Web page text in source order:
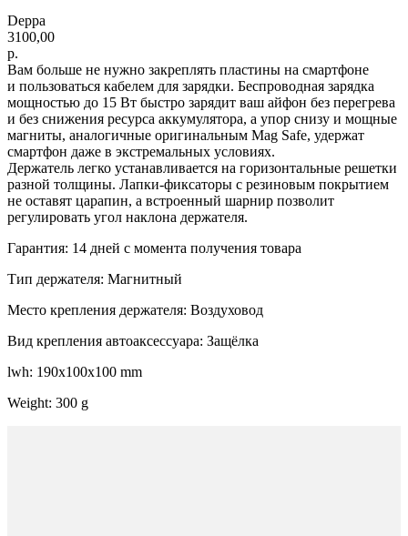
Deppa
3100,00
р.
Вам больше не нужно закреплять пластины на смартфоне
и пользоваться кабелем для зарядки. Беспроводная зарядка
мощностью до 15 Вт быстро зарядит ваш айфон без перегрева
и без снижения ресурса аккумулятора, а упор снизу и мощные
магниты, аналогичные оригинальным Mag Safe, удержат
смартфон даже в экстремальных условиях.
Держатель легко устанавливается на горизонтальные решетки
разной толщины. Лапки-фиксаторы с резиновым покрытием
не оставят царапин, а встроенный шарнир позволит
регулировать угол наклона держателя.
Гарантия: 14 дней с момента получения товара
Тип держателя: Магнитный
Место крепления держателя: Воздуховод
Вид крепления автоаксессуара: Защёлка
lwh: 190x100x100 mm
Weight: 300 g